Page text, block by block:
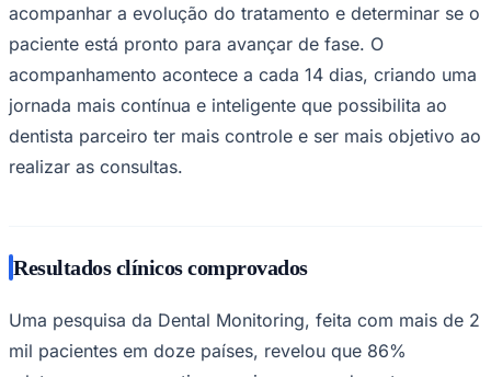
acompanhar a evolução do tratamento e determinar se o
paciente está pronto para avançar de fase. O
acompanhamento acontece a cada 14 dias, criando uma
jornada mais contínua e inteligente que possibilita ao
dentista parceiro ter mais controle e ser mais objetivo ao
realizar as consultas.
Resultados clínicos comprovados
Uma pesquisa da Dental Monitoring, feita com mais de 2
mil pacientes em doze países, revelou que 86%